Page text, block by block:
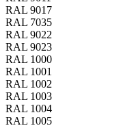
RAL 9017
RAL 7035
RAL 9022
RAL 9023
RAL 1000
RAL 1001
RAL 1002
RAL 1003
RAL 1004
RAL 1005